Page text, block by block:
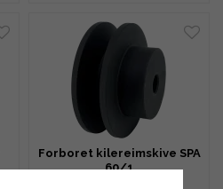
Forboret kilereimskive SPA
60/1